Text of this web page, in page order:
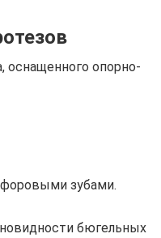
оснащенного опорно-
зубами.
бюгельных